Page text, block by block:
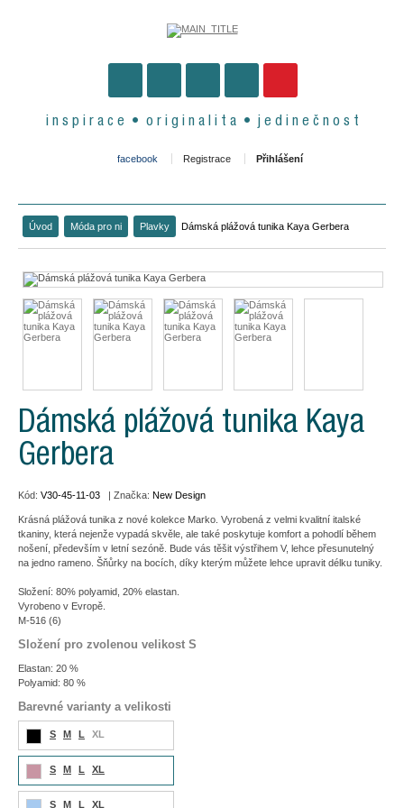
i n s p i r a c e • o r i g i n a l i t a • j e d i n e č n o s t
facebook Registrace Přihlášení
Úvod Móda pro ni Plavky Dámská plážová tunika Kaya Gerbera
Dámská plážová tunika Kaya
Gerbera
Kód: V30-45-11-03 | Značka: New Design
Krásná plážová tunika z nové kolekce Marko. Vyrobená z velmi kvalitní italské
tkaniny, která nejenže vypadá skvěle, ale také poskytuje komfort a pohodlí během
nošení, především v letní sezóně. Bude vás těšit výstřihem V, lehce přesunutelný
na jedno rameno. Šňůrky na bocích, díky kterým můžete lehce upravit délku tuniky.
Složení: 80% polyamid, 20% elastan.
Vyrobeno v Evropě.
M-516 (6)
Složení pro zvolenou velikost S
Elastan: 20 %
Polyamid: 80 %
Barevné varianty a velikosti
S M L XL
S M L XL
S M L XL